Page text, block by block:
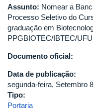
Assunto: Nomear a
Processo Seletivo do
graduação em
PPGBIOTEC/IBTEC/UFU
Documento oficial:
Data de publicação:
segunda-feira, Setembro
Tipo:
Portaria